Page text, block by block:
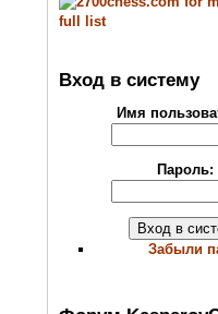
Вход в систему
Имя
Пароль:
Забыли